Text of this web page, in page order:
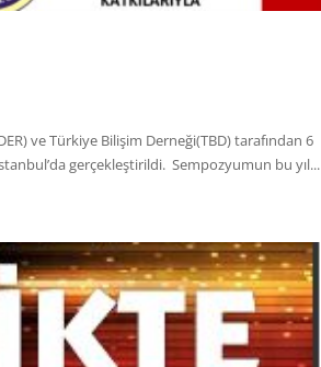
ve Türkiye Bilişim Derneği(TBD) tarafından 6
gerçekleştirildi. Sempozyumun bu yıl...